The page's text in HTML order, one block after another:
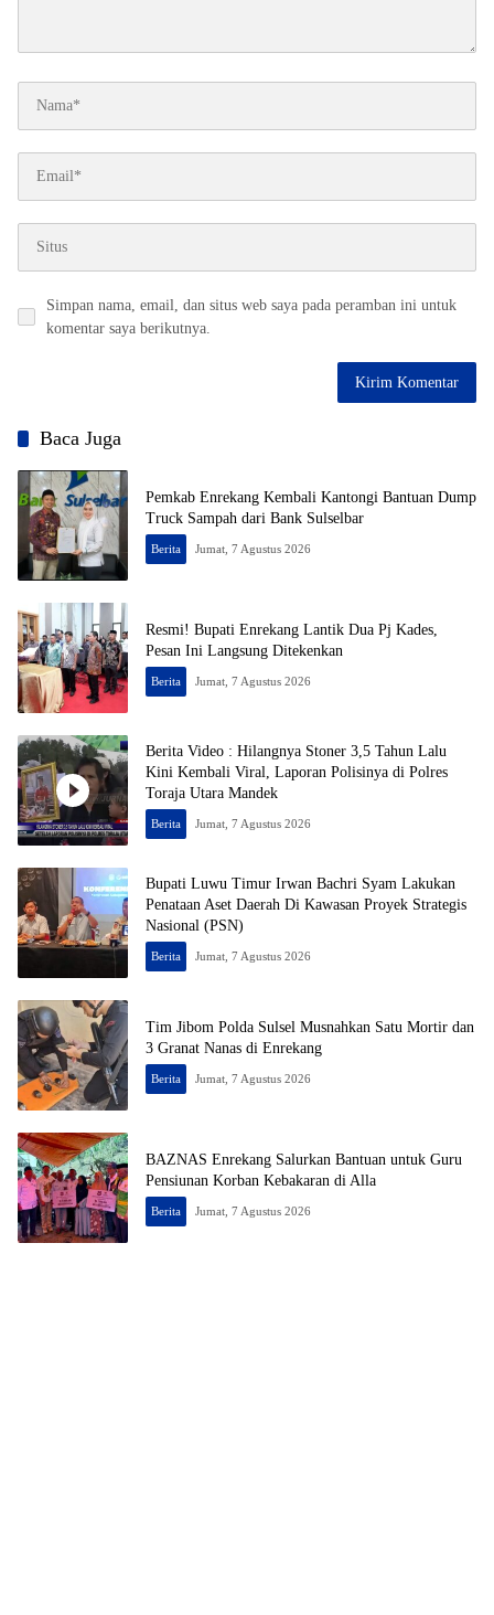
Simpan nama, email, dan situs web saya pada peramban ini untuk
komentar saya berikutnya.
Baca Juga
Pemkab Enrekang Kembali Kantongi Bantuan Dump
Truck Sampah dari Bank Sulselbar
Berita Jumat, 7 Agustus 2026
Resmi! Bupati Enrekang Lantik Dua Pj Kades,
Pesan Ini Langsung Ditekenkan
Berita Jumat, 7 Agustus 2026
Berita Video : Hilangnya Stoner 3,5 Tahun Lalu
Kini Kembali Viral, Laporan Polisinya di Polres
Toraja Utara Mandek
Berita Jumat, 7 Agustus 2026
Bupati Luwu Timur Irwan Bachri Syam Lakukan
Penataan Aset Daerah Di Kawasan Proyek Strategis
Nasional (PSN)
Berita Jumat, 7 Agustus 2026
Tim Jibom Polda Sulsel Musnahkan Satu Mortir dan
3 Granat Nanas di Enrekang
Berita Jumat, 7 Agustus 2026
BAZNAS Enrekang Salurkan Bantuan untuk Guru
Pensiunan Korban Kebakaran di Alla
Berita Jumat, 7 Agustus 2026